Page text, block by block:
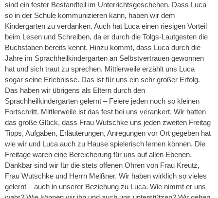
sind ein fester Bestandteil im Unterrichtsgeschehen. Dass Luca
so in der Schule kommunizieren kann, haben wir dem
Kindergarten zu verdanken. Auch hat Luca einen riesigen Vorteil
beim Lesen und Schreiben, da er durch die Tolgs-Lautgesten die
Buchstaben bereits kennt. Hinzu kommt, dass Luca durch die
Jahre im Sprachheilkindergarten an Selbstvertrauen gewonnen
hat und sich traut zu sprechen. Mittlerweile erzählt uns Luca
sogar seine Erlebnisse. Das ist für uns ein sehr großer Erfolg.
Das haben wir übrigens als Eltern durch den
Sprachheilkindergarten gelernt – Feiere jeden noch so kleinen
Fortschritt. Mittlerweile ist das fest bei uns verankert. Wir hatten
das große Glück, dass Frau Wutschke uns jeden zweiten Freitag
Tipps, Aufgaben, Erläuterungen, Anregungen vor Ort gegeben hat
wie wir und Luca auch zu Hause spielerisch lernen können. Die
Freitage waren eine Bereicherung für uns auf allen Ebenen.
Dankbar sind wir für die stets offenen Ohren von Frau Kreutz,
Frau Wutschke und Herrn Meißner. Wir haben wirklich so vieles
gelernt – auch in unserer Beziehung zu Luca. Wie nimmt er uns